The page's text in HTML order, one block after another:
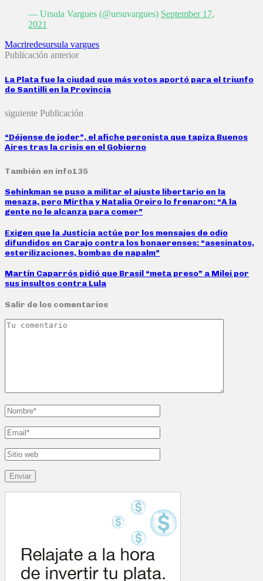
— Ursula Vargues (@ursuvargues) September 17,
2021
Macriredesursula vargues
Publicación anterior
La Plata fue la ciudad que más votos aportó para el triunfo
de Santilli en la Provincia
siguiente Publicación
“Déjense de joder”, el afiche peronista que tapiza Buenos
Aires tras la crisis en el Gobierno
También en info135
Sehinkman se puso a militar el ajuste libertario en la
mesaza, pero Mirtha y Natalia Oreiro lo frenaron: “A la
gente no le alcanza para comer”
Exigen que la Justicia actúe por los mensajes de odio
difundidos en Carajo contra los bonaerenses: “asesinatos,
esterilizaciones, bombas de napalm”
Martín Caparrós pidió que Brasil “meta preso” a Milei por
sus insultos contra Lula
Salir de los comentarios